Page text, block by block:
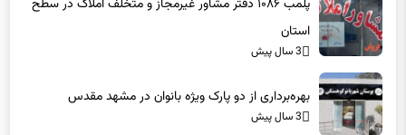
پلمب ۱۰۸۶ دفتر مشاور غیرمجاز و متخلف املاک در سطح
استان
3 سال پیش
بهره‌برداری از دو پارک ویژه بانوان در مشهد مقدس
3 سال پیش